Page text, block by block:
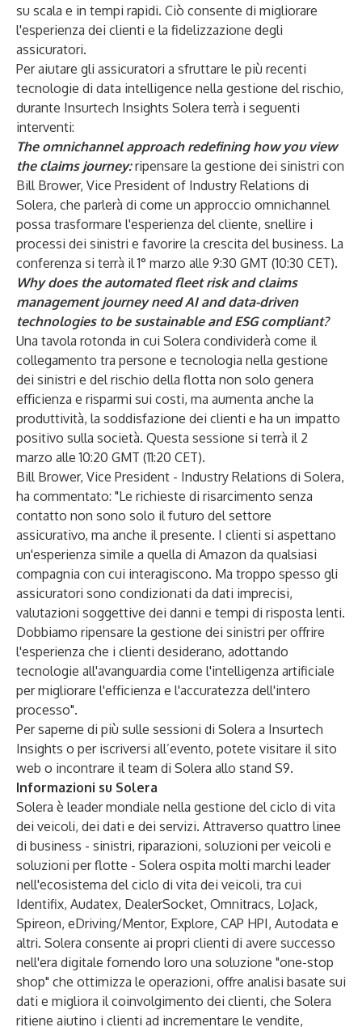
su scala e in tempi rapidi. Ciò consente di migliorare
l'esperienza dei clienti e la fidelizzazione degli
assicuratori.
Per aiutare gli assicuratori a sfruttare le più recenti
tecnologie di data intelligence nella gestione del rischio,
durante Insurtech Insights Solera terrà i seguenti
interventi:
The omnichannel approach redefining how you view
the claims journey:ripensare la gestione dei sinistri con
Bill Brower, Vice President of Industry Relations di
Solera, che parlerà di come un approccio omnichannel
possa trasformare l'esperienza del cliente, snellire i
processi dei sinistri e favorire la crescita del business. La
conferenza si terrà il 1° marzo alle 9:30 GMT (10:30 CET).
Why does the automated fleet risk and claims
management journey need AI and data-driven
technologies to be sustainable and ESG compliant?
Una tavola rotonda in cui Solera condividerà come il
collegamento tra persone e tecnologia nella gestione
dei sinistri e del rischio della flotta non solo genera
efficienza e risparmi sui costi, ma aumenta anche la
produttività, la soddisfazione dei clienti e ha un impatto
positivo sulla società. Questa sessione si terrà il 2
marzo alle 10:20 GMT (11:20 CET).
Bill Brower, Vice President - Industry Relations di Solera,
ha commentato: "Le richieste di risarcimento senza
contatto non sono solo il futuro del settore
assicurativo, ma anche il presente. I clienti si aspettano
un'esperienza simile a quella di Amazon da qualsiasi
compagnia con cui interagiscono. Ma troppo spesso gli
assicuratori sono condizionati da dati imprecisi,
valutazioni soggettive dei danni e tempi di risposta lenti.
Dobbiamo ripensare la gestione dei sinistri per offrire
l'esperienza che i clienti desiderano, adottando
tecnologie all'avanguardia come l'intelligenza artificiale
per migliorare l'efficienza e l'accuratezza dell'intero
processo".
Per saperne di più sulle sessioni di Solera a Insurtech
Insights o per iscriversi all’evento, potete visitare ilsito
web o incontrare il team di Solera allo stand S9.
Informazioni su Solera
Solera è leader mondiale nella gestione del ciclo di vita
dei veicoli, dei dati e dei servizi. Attraverso quattro linee
di business - sinistri, riparazioni, soluzioni per veicoli e
soluzioni per flotte - Solera ospita molti marchi leader
nell'ecosistema del ciclo di vita dei veicoli, tra cui
Identifix, Audatex, DealerSocket, Omnitracs, LoJack,
Spireon, eDriving/Mentor, Explore, CAP HPI, Autodata e
altri. Solera consente ai propri clienti di avere successo
nell'era digitale fornendo loro una soluzione "one-stop
shop" che ottimizza le operazioni, offre analisi basate sui
dati e migliora il coinvolgimento dei clienti, che Solera
ritiene aiutino i clienti ad incrementare le vendite,